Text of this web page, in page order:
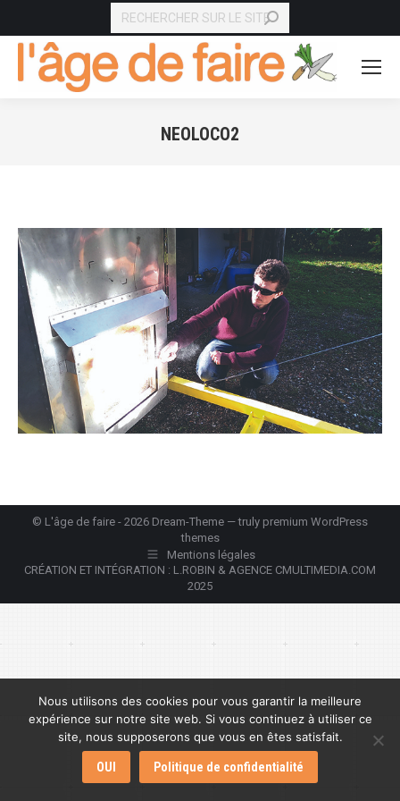
RECHERCHE
NEOLOCO2
© L'âge de faire - 2026 Dream-Theme — truly premium WordPress
themes
Mentions légales
CRÉATION ET INTÉGRATION : L.ROBIN & AGENCE CMULTIMEDIA.COM
2025
Nous utilisons des cookies pour vous garantir la meilleure
expérience sur notre site web. Si vous continuez à utiliser ce
site, nous supposerons que vous en êtes satisfait.
OUI Politique de confidentialité